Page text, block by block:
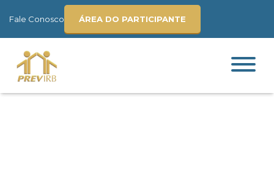
Fale Conosco ÁREA DO PARTICIPANTE